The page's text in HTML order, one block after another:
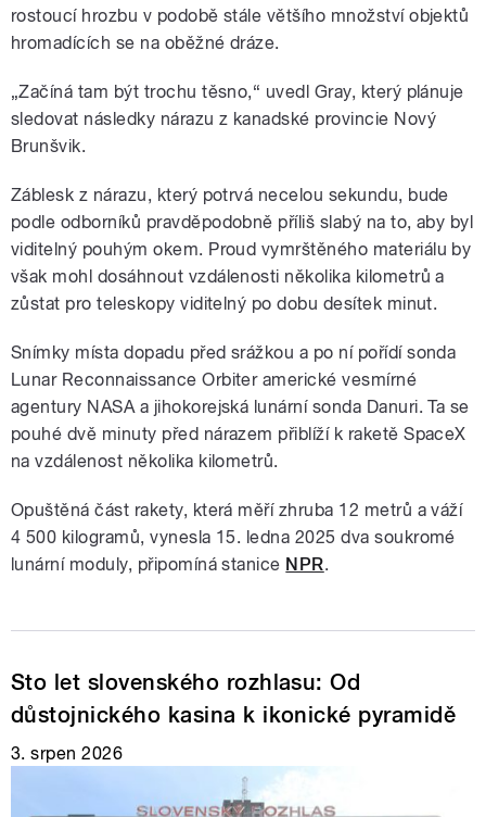
rostoucí hrozbu v podobě stále většího množství objektů
hromadících se na oběžné dráze.
„Začíná tam být trochu těsno,“ uvedl Gray, který plánuje
sledovat následky nárazu z kanadské provincie Nový
Brunšvik.
Záblesk z nárazu, který potrvá necelou sekundu, bude
podle odborníků pravděpodobně příliš slabý na to, aby byl
viditelný pouhým okem. Proud vymrštěného materiálu by
však mohl dosáhnout vzdálenosti několika kilometrů a
zůstat pro teleskopy viditelný po dobu desítek minut.
Snímky místa dopadu před srážkou a po ní pořídí sonda
Lunar Reconnaissance Orbiter americké vesmírné
agentury NASA a jihokorejská lunární sonda Danuri. Ta se
pouhé dvě minuty před nárazem přiblíží k raketě SpaceX
na vzdálenost několika kilometrů.
Opuštěná část rakety, která měří zhruba 12 metrů a váží
4 500 kilogramů, vynesla 15. ledna 2025 dva soukromé
lunární moduly, připomíná stanice NPR.
Sto let slovenského rozhlasu: Od
důstojnického kasina k ikonické pyramidě
3. srpen 2026